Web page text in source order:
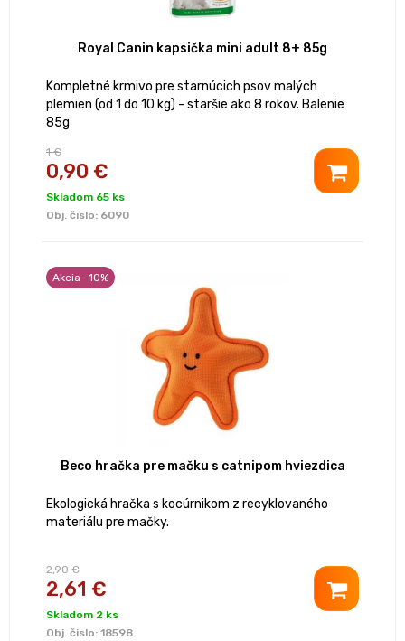
Royal Canin kapsička mini adult 8+ 85g
Kompletné krmivo pre starnúcich psov malých
plemien (od 1 do 10 kg) - staršie ako 8 rokov. Balenie
85g
1 €
0,90 €
Skladom 65 ks
Obj. čislo: 6090
Akcia -10%
Beco hračka pre mačku s catnipom hviezdica
Ekologická hračka s kocúrnikom z recyklovaného
materiálu pre mačky.
2,90 €
2,61 €
Skladom 2 ks
Obj. čislo: 18598